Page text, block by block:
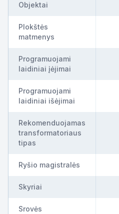
Objektai
Plokštės
matmenys
Programuojami
laidiniai įėjimai
Programuojami
laidiniai išėjimai
Rekomenduojamas
transformatoriaus
tipas
Ryšio magistralės
Skyriai
Srovės